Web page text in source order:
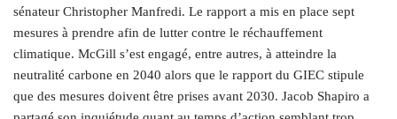
sénateur Christopher Manfredi. Le rapport a mis en place sept
mesures à prendre afin de lutter contre le réchauffement
climatique. McGill s’est engagé, entre autres, à atteindre la
neutralité carbone en 2040 alors que le rapport du GIEC stipule
que des mesures doivent être prises avant 2030. Jacob Shapiro a